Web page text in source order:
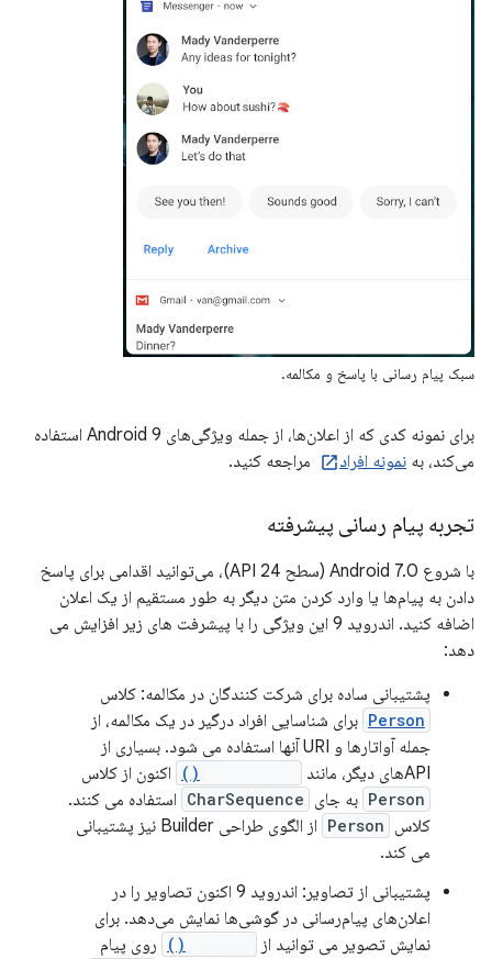
سبک پیام رسانی با پاسخ و مکالمه.
برای نمونه کدی که از اعلان‌ها، از جمله ویژگی‌های Android 9 استفاده
می‌کند، به نمونه افراد مراجعه کنید.
تجربه پیام رسانی پیشرفته
با شروع Android 7.0 (سطح API 24)، می‌توانید اقدامی برای پاسخ
دادن به پیام‌ها یا وارد کردن متن دیگر به طور مستقیم از یک اعلان
اضافه کنید. اندروید 9 این ویژگی را با پیشرفت های زیر افزایش می
دهد:
پشتیبانی ساده برای شرکت کنندگان در مکالمه: کلاس
Person برای شناسایی افراد درگیر در یک مکالمه، از
جمله آواتارها و URI آنها استفاده می شود. بسیاری از
APIهای دیگر، مانند
اکنون از کلاس
Person به جای CharSequence استفاده می کنند.
کلاس Person
از الگوی طراحی Builder نیز پشتیبانی
می کند.
پشتیبانی از تصاویر: اندروید 9 اکنون تصاویر را در
اعلان‌های پیام‌رسانی در گوشی‌ها نمایش می‌دهد. برای
نمایش تصویر می توانید از
روی پیام